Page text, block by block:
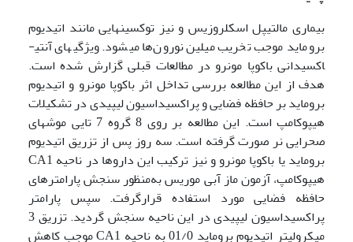
بیماری مالتیپل اسکلروزیس و نیز توکسین­هایی مانند اتیدیوم
بروماید موجب تخریب میلین نورون‌ها می­شود. ویژگی­های آنتی­
اکسیدانی باکوپا مونرو در مطالعات قبلی گزارش شده است.
هدف از این مطالعه بررسی تداخل اثر باکوپا مونرو و اتیدیوم
بروماید بر حافظه فضایی و پراکسیداسیون لیپیدی در تشکیلات
هیپوکامپ است. این مطالعه بر روی 8 گروه 7‎ تایی موش­های
صحرایی نر صورت گرفته است. سه روز پس از تزریق اتیدیوم
بروماید یا باکوپا مونرو و نیز ترکیب این داروها در ناحیه CA1
هیپوکامپ، آزمون ماز آبی موریس به‌منظور سنجش پارامترهای
حافظه فضایی مورد استفاده قرارگرفت. سپس پارامتر
پراکسیداسیون لیپیدی در این ناحیه سنجش گردید. تزریق 3
میکرولیتر اتیدیوم بروماید 01/0 به ناحیه CA1 موجب کاهش